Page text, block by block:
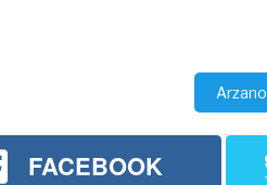
Arzano
FACEBOOK